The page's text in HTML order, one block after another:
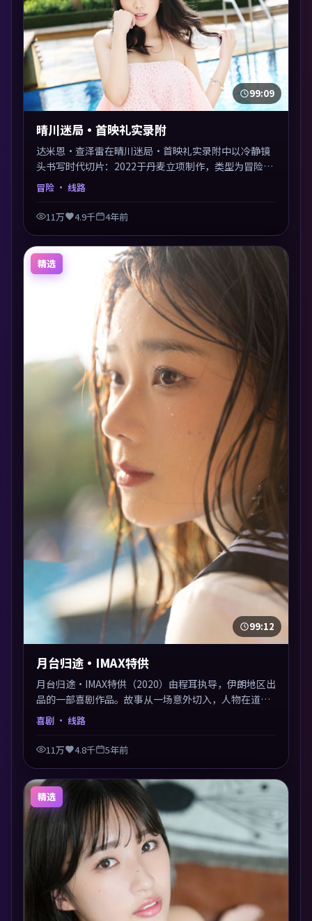
99:09
晴川迷局·首映礼实录附
达米恩·查泽雷在晴川迷局·首映礼实录附中以冷静镜
头书写时代切片：2022于丹麦立项制作，类型为冒险。
多线叙事交汇于终局，真相与救赎并行，适合喜欢细读
表演的影迷。摄影与配乐高度统一，城市夜景与内心戏
互为镜像。
冒险 · 线路
11万 4.9千 4年前
精选
99:12
月台归途·IMAX特供
月台归途·IMAX特供（2020）由程耳执导，伊朗地区出
品的一部喜剧作品。故事从一场意外切入，人物在道德
与生存之间反复摇摆，叙事层层推进，情绪克制而有
力。主演阵容以生活化表演见长，对手戏火花四溅。
喜剧 · 线路
11万 4.8千 5年前
精选